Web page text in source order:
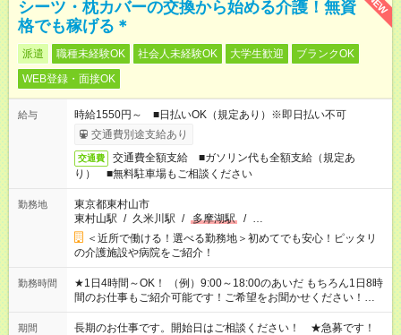
シーツ・枕カバーの交換から始める介護！無資
格でも稼げる＊
派遣 職種未経験OK 社会人未経験OK 大学生歓迎
ブランクOK
WEB登録・面接OK
給与
時給1550円～ ■日払いOK（規定あり）※即日払い不可
交通費別途支給あり
交通費
交通費全額支給 ■ガソリン代も全額支給（規定あ
り） ■無料駐車場もご相談ください
勤務地
東京都東村山市
東村山駅 / 久米川駅 / 多摩湖駅 / …
＜近所で働ける！選べる勤務地＞初めてでも安心！ピッタリ
の介護施設や病院をご紹介！
勤務時間
★1日4時間～OK！ （例）9:00～18:00のあいだ もちろん1日8時
間のお仕事もご紹介可能です！ご希望をお聞かせください！★家
庭の都合でお休みが必要な場合も遠慮なくご相談ください。 ※
週最低15時間以上の勤務が必要です
期間 長期のお仕事です。開始日はご相談ください！ ★急募です！